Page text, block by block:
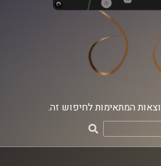
המתאימות לחיפוש זה.